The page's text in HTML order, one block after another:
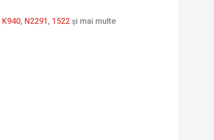
K940, N2291 , 1522 și mai multe